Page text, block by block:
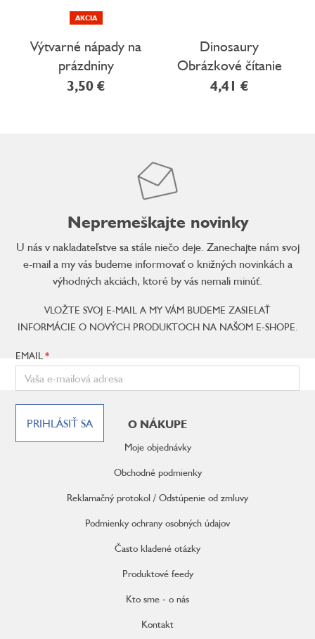
AKCIA
Výtvarné nápady na
prázdniny
3,50 €
Dinosaury
Obrázkové čítanie
so samolepkami
4,41 €
Nepremeškajte novinky
U nás v nakladateľstve sa stále niečo deje. Zanechajte nám svoj
e-mail a my vás budeme informovať o knižných novinkách a
výhodných akciách, ktoré by vás nemali minúť.
VLOŽTE SVOJ E-MAIL A MY VÁM BUDEME ZASIELAŤ
INFORMÁCIE O NOVÝCH PRODUKTOCH NA NAŠOM E-SHOPE.
EMAIL
PRIHLÁSIŤ SA O NÁKUPE
Moje objednávky
Obchodné podmienky
Reklamačný protokol / Odstúpenie od zmluvy
Podmienky ochrany osobných údajov
Často kladené otázky
Produktové feedy
Kto sme - o nás
Kontakt